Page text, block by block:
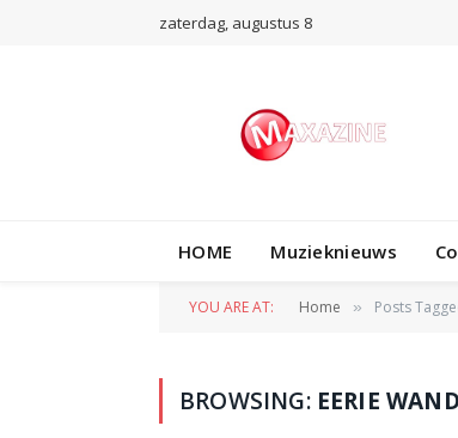
zaterdag, augustus 8
HOME Muzieknieuws
YOU ARE AT: Home » Posts
BROWSING: EERIE